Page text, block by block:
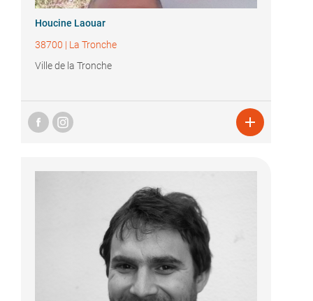
Houcine Laouar
38700 | La Tronche
Ville de la Tronche
